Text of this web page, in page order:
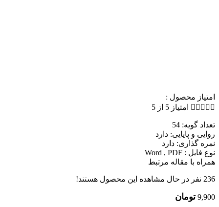
امتیاز محصول :
     امتیاز 5 از 5
تعداد گویه: 54
روایی و پایایی: دارد
نمره گذاری: دارد
نوع فایل : Word , PDF
همراه با مقاله مرتبط
236 نفر در حال مشاهده این محصول هستند!
9,900 تومان